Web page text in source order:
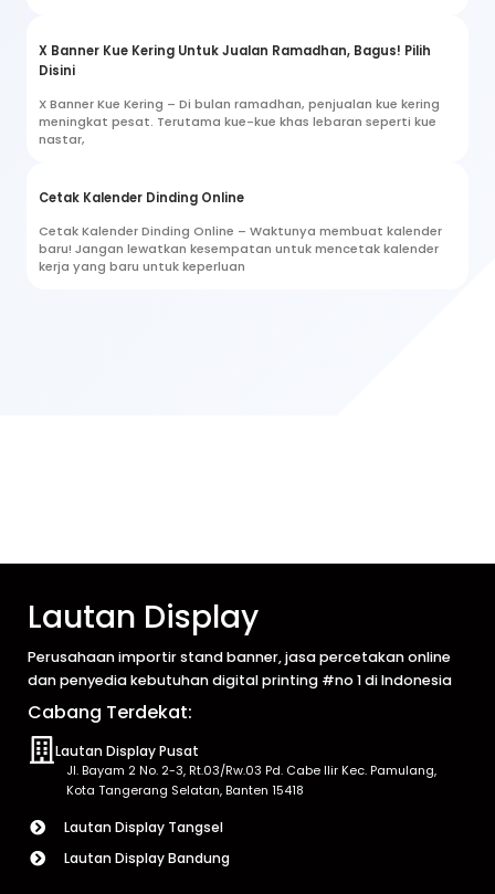
X Banner Kue Kering Untuk Jualan Ramadhan, Bagus! Pilih
Disini
X Banner Kue Kering – Di bulan ramadhan, penjualan kue kering
meningkat pesat. Terutama kue-kue khas lebaran seperti kue
nastar,
Cetak Kalender Dinding Online
Cetak Kalender Dinding Online – Waktunya membuat kalender
baru! Jangan lewatkan kesempatan untuk mencetak kalender
kerja yang baru untuk keperluan
Lautan Display
Perusahaan importir stand banner, jasa percetakan online
dan penyedia kebutuhan digital printing #no 1 di Indonesia
Cabang Terdekat:
Lautan Display Pusat
Jl. Bayam 2 No. 2-3, Rt.03/Rw.03 Pd. Cabe Ilir Kec. Pamulang,
Kota Tangerang Selatan, Banten 15418
Lautan Display Tangsel
Lautan Display Bandung